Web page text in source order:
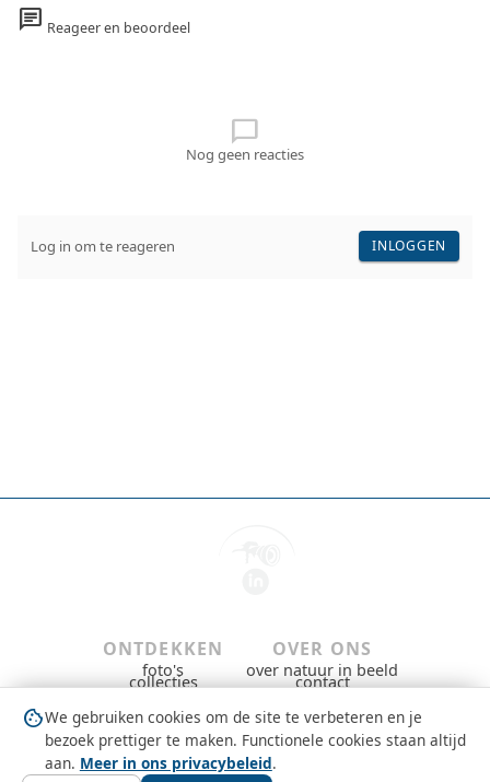
cookieWe gebruiken cookies om de site te verbeteren en je
bezoek prettiger te maken. Functionele cookies staan altijd
aan. Meer in ons privacybeleid.
chat Reageer en beoordeel
chat_bubble_outline
Nog geen reacties
Log in om te reageren INLOGGEN
ONTDEKKEN
foto's
collecties
gebieden & groepen
dieren
nieuws
OVER ONS
over natuur in beeld
contact
privacybeleid
gebruiksvoorwaarden
copyright
MEEDOEN
gratis aanmelden
inloggen